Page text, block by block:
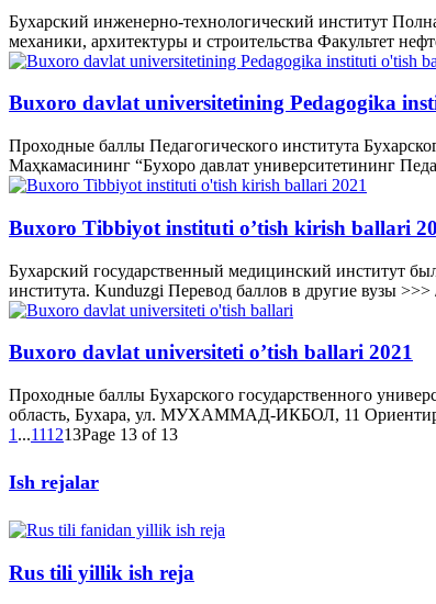
Бухарский инженерно-технологический институт
механики, архитектуры и строительства Факультет
Buxoro davlat universitetining Pedagogika
Проходные баллы Педагогического института
Маҳкамасининг “Бухоро давлат университетининг
Buxoro Tibbiyot instituti o’tish kirish ballari
Бухарский государственный медицинский институт
института. Kunduzgi Перевод баллов в другие вузы >>>
Buxoro davlat universiteti o’tish ballari 2021
Проходные баллы Бухарского государственного
область, Бухара, ул. МУХАММАД-ИКБОЛ, 11
1 ...111213Page 13 of 13
Ish rejalar
Rus tili yillik ish reja